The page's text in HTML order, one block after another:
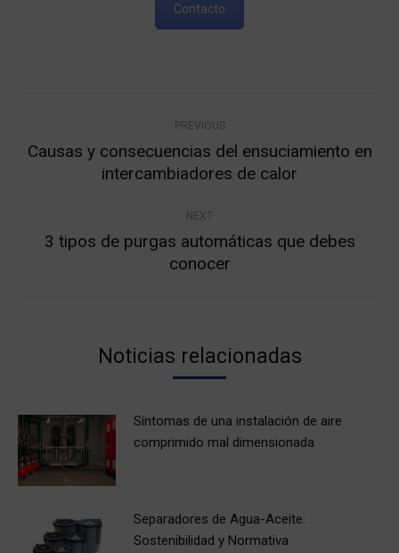
Contacto
navigation
PREVIOUS
Previous
post:
Causas y consecuencias del ensuciamiento en
intercambiadores de calor
NEXT
Next
post:
3 tipos de purgas automáticas que debes
conocer
Noticias relacionadas
Síntomas de una instalación de aire
comprimido mal dimensionada
Separadores de Agua-Aceite:
Sostenibilidad y Normativa